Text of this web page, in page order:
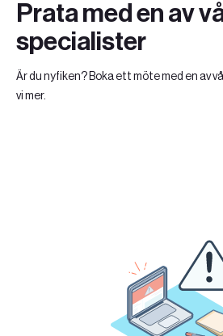
Prata med en av
specialister
Är du nyfiken? Boka ett möte med en av
vi mer.